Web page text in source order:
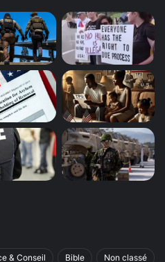
& Conseil Bible Non classé